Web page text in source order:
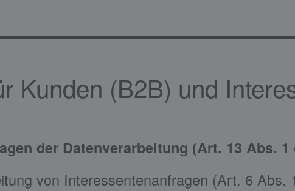
Kunden (B2B) und
der Datenverarbeitung (Art. 13 Abs. 1
von Interessentenanfragen (Art. 6 Abs.